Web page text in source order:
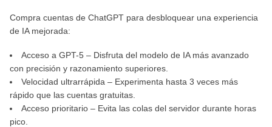
Compra cuentas de ChatGPT para desbloquear una experiencia
de IA mejorada:
Acceso a GPT-5 – Disfruta del modelo de IA más avanzado
con precisión y razonamiento superiores.
Velocidad ultrarrápida – Experimenta hasta 3 veces más
rápido que las cuentas gratuitas.
Acceso prioritario – Evita las colas del servidor durante horas
pico.